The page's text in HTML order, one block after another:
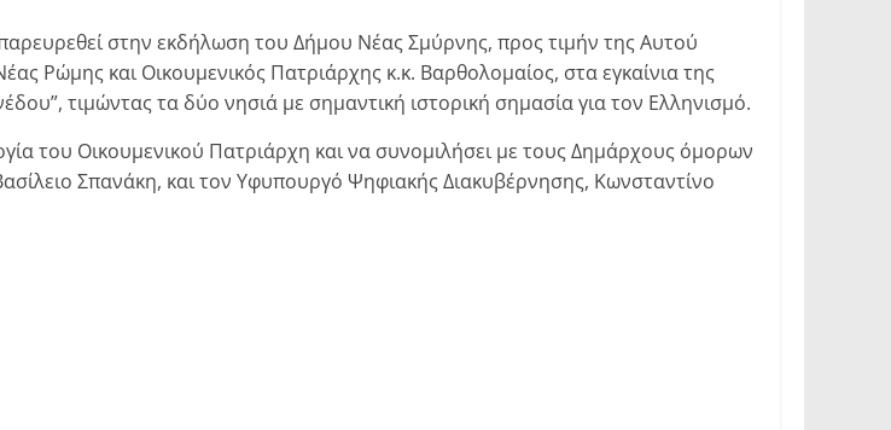
στην εκδήλωση του Δήμου Νέας Σμύρνης, προς τιμήν της Αυτού
Ρώμης και Οικουμενικός Πατριάρχης κ.κ. Βαρθολομαίος, στα εγκαίνια της
τιμώντας τα δύο νησιά με σημαντική ιστορική σημασία για τον Ελληνισμό.
του Οικουμενικού Πατριάρχη και να συνομιλήσει με τους Δημάρχους όμορων
Σπανάκη, και τον Υφυπουργό Ψηφιακής Διακυβέρνησης, Κωνσταντίνο